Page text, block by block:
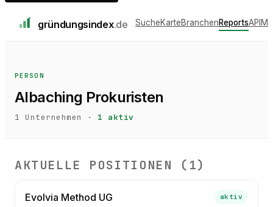
gründungsindex.de SucheKarteBranchenReportsAPI
PERSON
Albaching Prokuristen
1 Unternehmen · 1 aktiv
AKTUELLE POSITIONEN ( 1)
Evolvia Method UG aktiv